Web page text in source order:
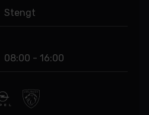
Stengt
08:00 - 16:00